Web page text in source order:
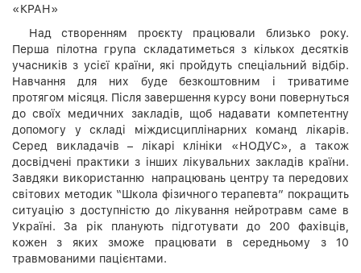
«КРАН»
Над створенням проєкту працювали близько року.
Перша пілотна група складатиметься з кількох десятків
учасників з усієї країни, які пройдуть спеціальний відбір.
Навчання для них буде безкоштовним і триватиме
протягом місяця. Після завершення курсу вони повернуться
до своїх медичних закладів, щоб надавати компетентну
допомогу у складі міждисциплінарних команд лікарів.
Серед викладачів – лікарі клініки «НОДУС», а також
досвідчені практики з інших лікувальних закладів країни.
Завдяки використанню напрацювань центру та передових
світових методик “Школа фізичного терапевта” покращить
ситуацію з доступністю до лікування нейротравм саме в
Україні. За рік планують підготувати до 200 фахівців,
кожен з яких зможе працювати в середньому з 10
травмованими пацієнтами.